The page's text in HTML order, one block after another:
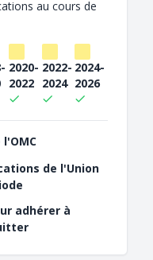
au cours de
2020-
2022
2022-
2024
2024-
2026
de l'Union
adhérer à